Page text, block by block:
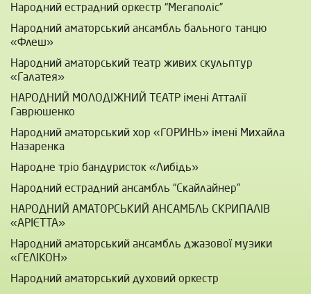
Народний естрадний оркестр “Мегаполіс”
Народний аматорський ансамбль бального танцю
«Флеш»
Народний аматорський театр живих скульптур
«Галатея»
НАРОДНИЙ МОЛОДІЖНИЙ ТЕАТР імені Атталії
Гаврюшенко
Народний аматорський хор «ГОРИНЬ» імені Михайла
Назаренка
Народне тріо бандуристок «Либідь»
Народний естрадний ансамбль “Скайлайнер”
НАРОДНИЙ АМАТОРСЬКИЙ АНСАМБЛЬ СКРИПАЛІВ
«АРІЄТТА»
Народний аматорський ансамбль джазової музики
«ГЕЛІКОН»
Народний аматорський духовий оркестр